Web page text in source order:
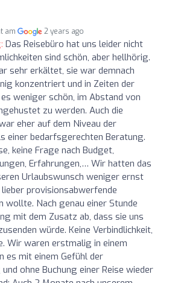
am 2 years ago
Das Reisebüro hat uns leider nicht
sind schön, aber hellhörig.
sehr erkältet, sie war demnach
konzentriert und in Zeiten der
weniger schön, im Abstand von
zu werden. Auch die
eher auf dem Niveau der
einer bedarfsgerechten Beratung.
keine Frage nach Budget,
Erfahrungen,… Wir hatten das
Urlaubswunsch weniger ernst
provisionsabwerfende
wollte. Nach genau einer Stunde
mit dem Zusatz ab, dass sie uns
würde. Keine Verbindlichkeit,
Wir waren erstmalig in einem
es mit einem Gefühl der
ohne Buchung einer Reise wieder